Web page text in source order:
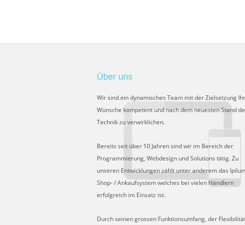
Über uns
Wir sind ein dynamisches Team mit der Zielsetzung
Wünsche kompetent und nach dem neuesten Stand
Technik zu verwirklichen.
Bereits seit über 10 Jahren sind wir im Bereich der
Programmierung, Webdesign und Solutions tätig. Zu
unseren Entwicklungen zählt unter anderem das
Shop- / Ankaufsystem welches bei vielen Händlern
erfolgreich im Einsatz ist.
Durch seinen grossen Funktionsumfang, der